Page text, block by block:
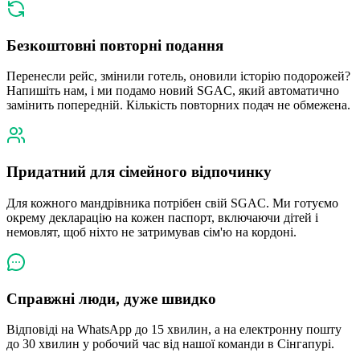
Безкоштовні повторні подання
Перенесли рейс, змінили готель, оновили історію подорожей?
Напишіть нам, і ми подамо новий SGAC, який автоматично
замінить попередній. Кількість повторних подач не обмежена.
Придатний для сімейного відпочинку
Для кожного мандрівника потрібен свій SGAC. Ми готуємо
окрему декларацію на кожен паспорт, включаючи дітей і
немовлят, щоб ніхто не затримував сім'ю на кордоні.
Справжні люди, дуже швидко
Відповіді на WhatsApp до 15 хвилин, а на електронну пошту
до 30 хвилин у робочий час від нашої команди в Сінгапурі.